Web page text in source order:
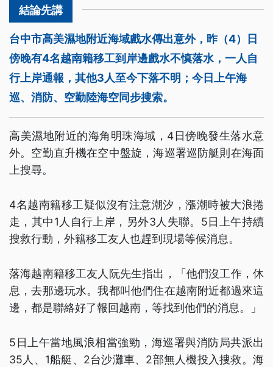
台中市高美濕地附近海域戲水傳出意外，昨（4）日
傍晚有4名越南籍移工到岸邊戲水不慎落水，一人自
行上岸通報，其他3人至今下落不明；今日上午海
巡、消防、空勤陸海空同步搜索。
高美濕地附近的海角明珠海域，4日傍晚發生落水意
外。空勤直升機在空中盤旋，海巡署巡防艇則在海面
上搜尋。
4名越南籍移工疑似沒有注意潮汐，漲潮時被大浪捲
走，其中1人自行上岸，另外3人失聯。5日上午持續
搜救行動，外籍移工友人也趕到現場等候消息。
落海越南籍移工友人阮先生指出，「他們沒工作，休
息，去那邊玩水。我都叫他們住在越南附近都過來這
邊，都是聯絡好了報回越南，等找到他們的消息。」
5日上午當地風浪相當強勁，海巡署與消防局共派出
35人、1船艇、2台沙灘車、2部無人機投入搜救。海